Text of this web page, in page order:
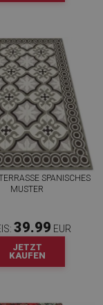
SPANISCHES
MUSTER
39.99 EUR
JETZT
KAUFEN